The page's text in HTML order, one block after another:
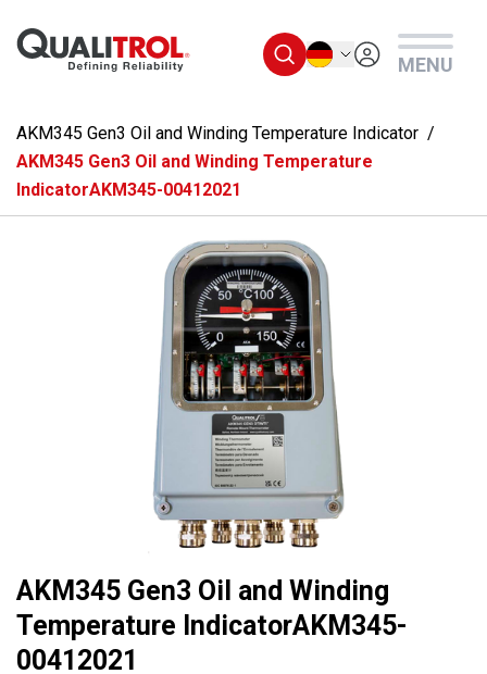
Deutsch
MENU
AKM345 Gen3 Oil and Winding Temperature Indicator
AKM345 Gen3 Oil and Winding Temperature
IndicatorAKM345-00412021
AKM345 Gen3 Oil and Winding
Temperature IndicatorAKM345-
00412021